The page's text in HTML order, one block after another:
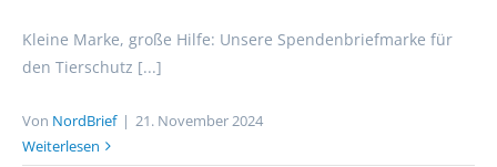
Kleine Marke, große Hilfe: Unsere Spendenbriefmarke für
den Tierschutz [...]
Von NordBrief | 21. November 2024
Weiterlesen